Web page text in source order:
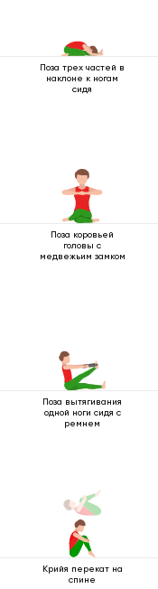
Поза трех частей в
наклоне к ногам
сидя
Поза коровьей
головы с
медвежьим замком
Поза вытягивания
одной ноги сидя с
ремнем
Крийя перекат на
спине